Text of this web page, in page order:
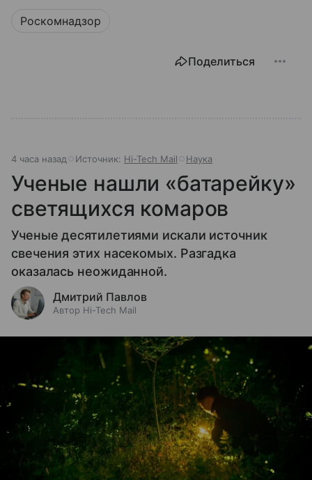
Роскомнадзор
Поделиться
4 часа назад Источник: Hi-Tech Mail Наука
Ученые нашли «батарейку»
светящихся комаров
Ученые десятилетиями искали источник
свечения этих насекомых. Разгадка
оказалась неожиданной.
Дмитрий Павлов
Автор Hi-Tech Mail